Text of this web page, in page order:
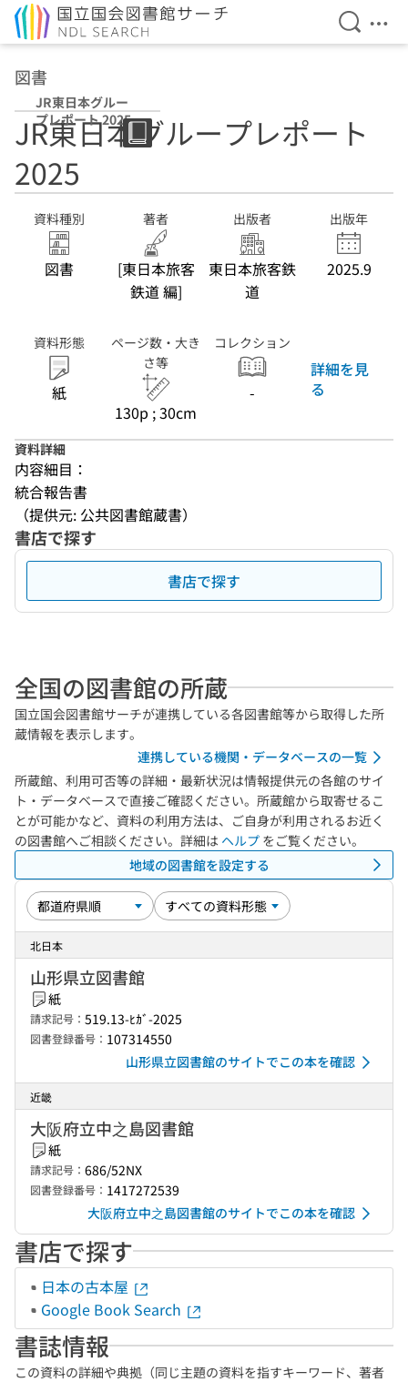
検索を
メ
図書
JR東日本グルー
プレポート 2025
JR東日本グループレポート
2025
資料種別
図書
著者
[東日本旅客
鉄道 編]
出版者
東日本旅客鉄
道
出版年
2025.9
資料形態
紙
ページ数・大き
さ等
130p ; 30cm
コレクション
-
詳細を見
る
資料詳細
内容細目：
統合報告書
（提供元: 公共図書館蔵書）
書店で探す
書店で探す
全国の図書館の所蔵
国立国会図書館サーチが連携している各図書館等から取得した所
蔵情報を表示します。
連携している機関・データベースの一覧
所蔵館、利用可否等の詳細・最新状況は情報提供元の各館のサイ
ト・データベースで直接ご確認ください。所蔵館から取寄せるこ
とが可能かなど、資料の利用方法は、ご自身が利用されるお近く
の図書館へご相談ください。詳細は ヘルプ をご覧ください。
地域の図書館を設定する
北日本
山形県立図書館
紙
請求記号： 519.13-ﾋｶﾞ-2025
図書登録番号： 107314550
山形県立図書館のサイトでこの本を確認
近畿
大阪府立中之島図書館
紙
請求記号： 686/52NX
図書登録番号： 1417272539
大阪府立中之島図書館のサイトでこの本を確認
書店で探す
日本の古本屋
Google Book Search
書誌情報
この資料の詳細や典拠（同じ主題の資料を指すキーワード、著者